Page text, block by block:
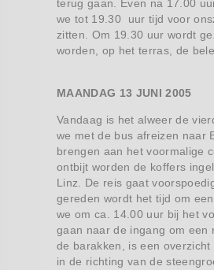
terug gaan. Even na 17.00
we tot 19.30 uur tijd voor
zitten. Om 19.30 uur wordt
worden, op het terras, de
MAANDAG 13 JUNI 2005
Vandaag is het alweer de
we met de bus afreizen naar
brengen aan het voormalige
ontbijt worden de koffers
Linz. De reis gaat
gereden wordt het tijd om
we om ca. 14.00 uur bij het
gaan naar de ingang om een
de barakken, is een
in de richting van de